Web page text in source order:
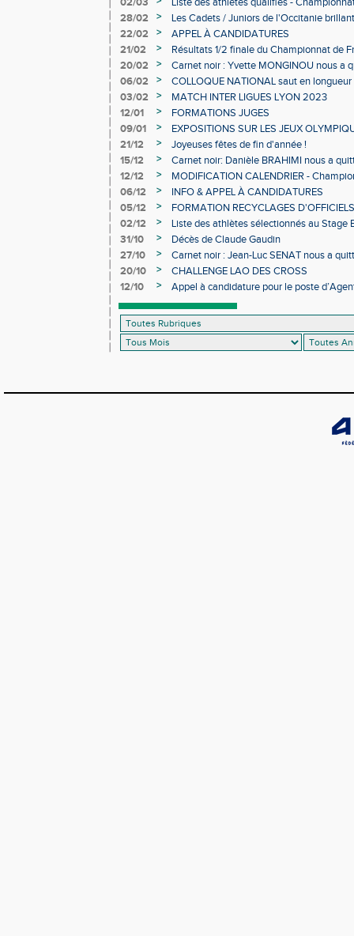
Individuels en salle
28/02 >
Les Cadets / Juniors de l'Occitanie
22/02
>
APPEL À CANDIDATURES
21/02
>
Résultats 1/2 finale du Championnat de
20/02
>
Carnet noir : Yvette MONGINOU nous a
06/02
>
COLLOQUE NATIONAL saut en
03/02
>
MATCH INTER LIGUES LYON 2023
12/01
>
FORMATIONS JUGES
09/01
>
EXPOSITIONS SUR LES JEUX
21/12
>
Joyeuses fêtes de fin d'année !
15/12
>
Carnet noir: Danièle BRAHIMI nous a
12/12
>
MODIFICATION CALENDRIER -
06/12
>
INFO & APPEL À CANDIDATURES
05/12
>
FORMATION RECYCLAGES D'OFFICIELS
02/12
>
Liste des athlètes sélectionnés au Stage
31/10
>
Décès de Claude Gaudin
27/10
>
Carnet noir : Jean-Luc SENAT nous a
20/10
>
CHALLENGE LAO DES CROSS
12/10
>
Appel à candidature pour le poste